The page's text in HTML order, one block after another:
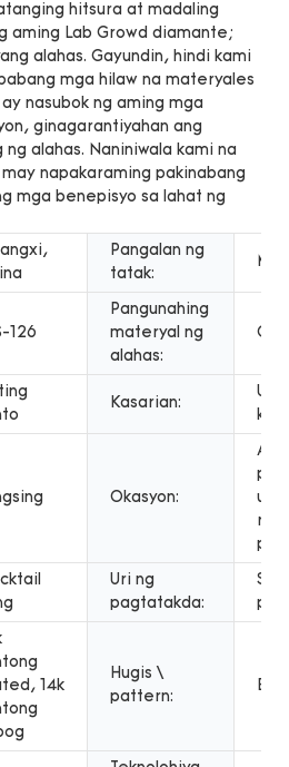
hitsura at madaling
aming Lab Growd diamante;
alahas. Gayundin, hindi kami
mga hilaw na materyales
nasubok ng aming mga
ginagarantiyahan ang
alahas. Naniniwala kami na
napakaraming pakinabang
mga benepisyo sa lahat ng
Pangalan ng
tatak:
126
Pangunahing
materyal ng
alahas:
Kasarian:
Okasyon:
Uri ng
pagtatakda:
14k
Hugis \
pattern: